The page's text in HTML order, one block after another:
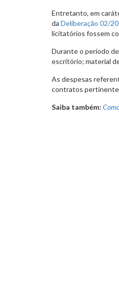
Entretanto, em
da Deliberação 02/
licitatórios fossem
Durante o período
escritório; material
As despesas
contratos
Saiba também: